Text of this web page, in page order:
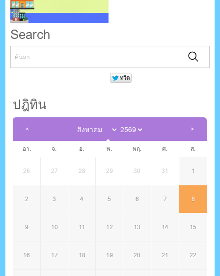
Search
ปฎิทิน
อา. จ. อ. พ. พฤ. ศ. ส.
26 27 28 29 30 31 1
2 3 4 5 6 7 8
9 10 11 12 13 14 15
16 17 18 19 20 21 22